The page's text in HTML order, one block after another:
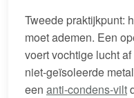
Tweede praktijkpunt:
moet ademen. Een
voert vochtige lucht
niet-geïsoleerde
een anti-condens-vilt